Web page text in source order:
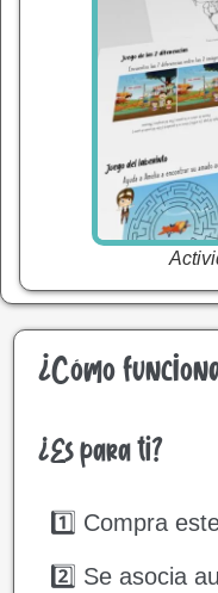
¿Cómo
¿Es para ti?
1️⃣ Compra
2️⃣ Se asocia